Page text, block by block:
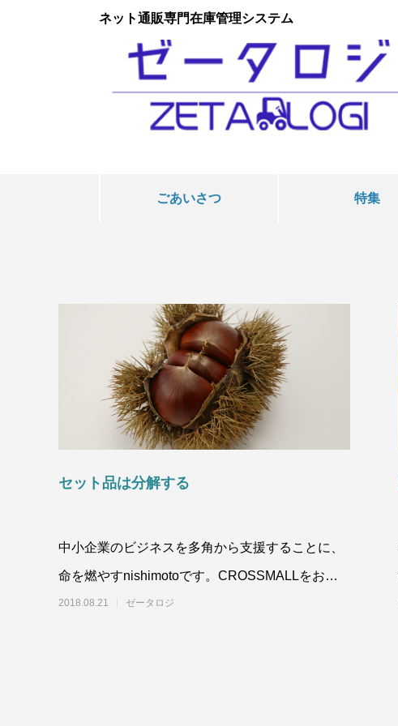
ネット通販専門在庫管理システム
ごあいさつ 特集
セット品は分解する
中小企業のビジネスを多角から支援することに、
命を燃やすnishimotoです。CROSSMALLをお使
いの方に読んで頂きたくて書きま
2018.08.21 ゼータロジ